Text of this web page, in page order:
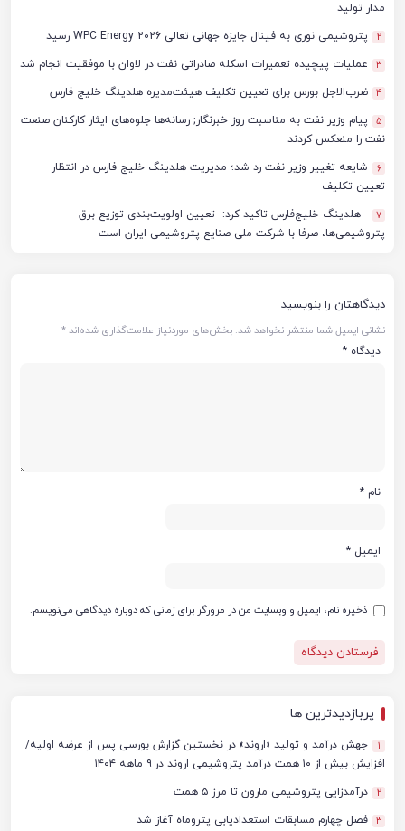
مدار تولید
2 پتروشیمی نوری به فینال جایزه جهانی تعالی WPC Energy 2026 رسید
3 عملیات پیچیده تعمیرات اسکله صادراتی نفت در لاوان با موفقیت انجام شد
4 ضرب‌الاجل بورس برای تعیین تکلیف هیئت‌مدیره هلدینگ خلیج فارس
5
پیام وزیر نفت به مناسبت روز خبرنگار; رسانه‌ها جلوه‌های ایثار کارکنان صنعت
نفت را منعکس کردند
6
شایعه تغییر وزیر نفت رد شد؛ مدیریت هلدینگ خلیج فارس در انتظار
تعیین تکلیف
7
هلدینگ خلیج‌فارس تاکید کرد: تعیین اولویت‌بندی توزیع برق
پتروشیمی‌ها، صرفا با شرکت ملی صنایع پتروشیمی ایران است
دیدگاهتان را بنویسید
نشانی ایمیل شما منتشر نخواهد شد. بخش‌های موردنیاز علامت‌گذاری شده‌اند*
دیدگاه *
نام *
ایمیل *
ذخیره نام، ایمیل و وبسایت من در مرورگر برای زمانی که دوباره دیدگاهی می‌نویسم.
پربازدیدترین ها
1
جهش درآمد و تولید «اروند» در نخستین گزارش بورسی پس از عرضه اولیه/
افزایش بیش از ۱۰ همت درآمد پتروشیمی اروند در ۹ ماهه ۱۴۰۴
2 درآمدزایی پتروشیمی مارون تا مرز ۵ همت
3 فصل چهارم مسابقات استعدادیابی پتروماه آغاز شد